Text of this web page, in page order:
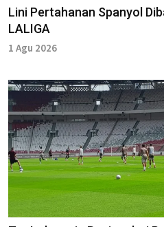
Lini Pertahanan Spanyol
LALIGA
1 Agu 2026